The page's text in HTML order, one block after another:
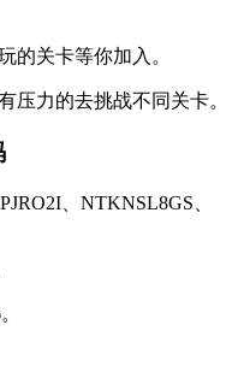
的关卡等你加入。
压力的去挑战不同关卡。
、NTKNSL8GS、